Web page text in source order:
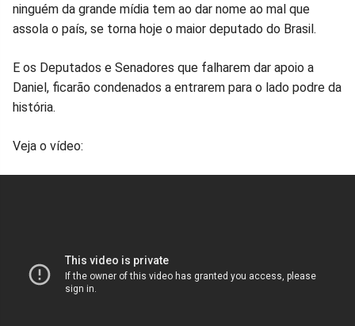
ninguém da grande mídia tem ao dar nome ao mal que
assola o país, se torna hoje o maior deputado do Brasil.
E os Deputados e Senadores que falharem dar apoio a
Daniel, ficarão condenados a entrarem para o lado podre da
história.
Veja o vídeo: